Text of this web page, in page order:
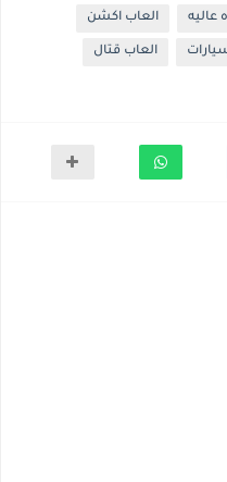
العاب اكشن
العاب قتال